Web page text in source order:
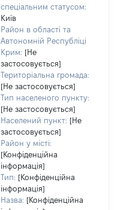
спеціальним статусом:
Київ
Район в області та
Автономній Республіці
Крим: [Не
застосовується]
Територіальна громада:
[Не застосовується]
Тип населеного пункту:
[Не застосовується]
Населений пункт: [Не
застосовується]
Район у місті:
[Конфіденційна
інформація]
Тип: [Конфіденційна
інформація]
Назва: [Конфіденційна